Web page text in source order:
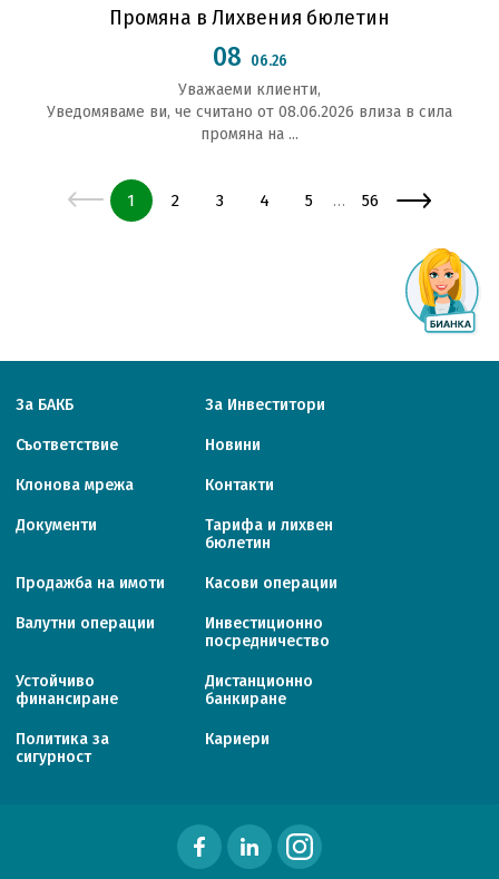
Промяна в Лихвения бюлетин
08 06.26
Уважаеми клиенти,
Уведомяваме ви, че считано от 08.06.2026 влиза в сила
промяна на ...
Страница
1 Страница
2 Страница
3 Страница
4 Страница
5 … Страница
56
За БАКБ За Инвеститори
Съответствие Новини
Клонова мрежа Контакти
Документи
Тарифa и лихвен
бюлетин
Продажба на имоти Касови операции
Валутни операции
Инвестиционно
посредничество
Устойчиво
финансиране
Дистанционно
банкиране
Политика за
сигурност
Кариери